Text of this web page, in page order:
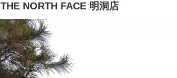
THE NORTH FACE 明洞店